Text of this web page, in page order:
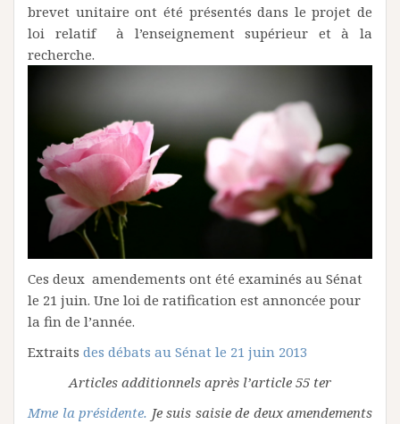
brevet unitaire ont été présentés dans le projet de
loi relatif à l’enseignement supérieur et à la
recherche.
Ces deux amendements ont été examinés au Sénat
le 21 juin. Une loi de ratification est annoncée pour
la fin de l’année.
Extraits des débats au Sénat le 21 juin 2013
Articles additionnels après l’article 55 ter
Mme la présidente. Je suis saisie de deux amendements